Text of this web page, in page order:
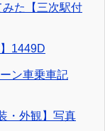
た【三次駅付
1449D
ン車乗車記
・外観】写真